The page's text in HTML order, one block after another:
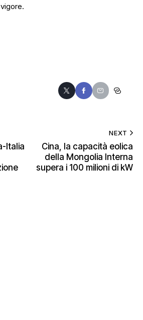
Italia
NEXT
Cina, la capacità eolica
della Mongolia Interna
supera i 100 milioni di kW